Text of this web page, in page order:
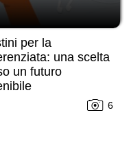
per la
una scelta
un futuro
6